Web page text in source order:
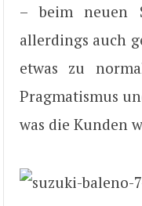
– beim neuen
allerdings auch
etwas zu
Pragmatismus
was die Kunden